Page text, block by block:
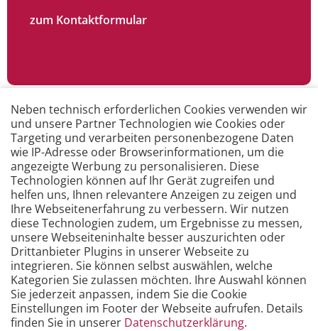
zum Kontaktformular
Unsere E-Learning Kurse
Mit wenig Zeitaufwand die Grundlagen erlernen.
Wo und wann Sie wollen.
Mehr erfahren …
Neben technisch erforderlichen Cookies verwenden wir
und unsere Partner Technologien wie Cookies oder
Targeting und verarbeiten personenbezogene Daten
wie IP-Adresse oder Browserinformationen, um die
angezeigte Werbung zu personalisieren. Diese
Technologien können auf Ihr Gerät zugreifen und
helfen uns, Ihnen relevantere Anzeigen zu zeigen und
Ihre Webseitenerfahrung zu verbessern. Wir nutzen
diese Technologien zudem, um Ergebnisse zu messen,
unsere Webseiteninhalte besser auszurichten oder
Drittanbieter Plugins in unserer Webseite zu
integrieren. Sie können selbst auswählen, welche
Kategorien Sie zulassen möchten. Ihre Auswahl können
Sie jederzeit anpassen, indem Sie die Cookie
Einstellungen im Footer der Webseite aufrufen. Details
finden Sie in unserer Datenschutzerklärung.